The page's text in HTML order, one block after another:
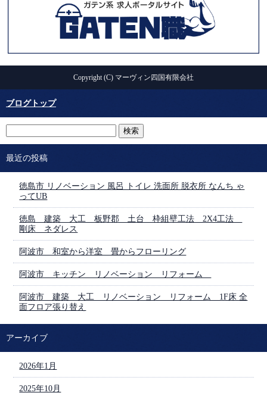
Copyright (C) マーヴィン四国有限会社
ブログトップ
最近の投稿
徳島市 リノベーション 風呂 トイレ 洗面所 脱衣所 なんち ゃ
ってUB
徳島 建築 大工 板野郡 土台 枠組壁工法 2X4工法
剛床 ネダレス
阿波市 和室から洋室 畳からフローリング
阿波市 キッチン リノベーション リフォーム
阿波市 建築 大工 リノベーション リフォーム 1F床 全
面フロア張り替え
アーカイブ
2026年1月
2025年10月